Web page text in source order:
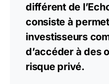
différent de
consiste à
investisseurs
d’accéder à des
risque privé.